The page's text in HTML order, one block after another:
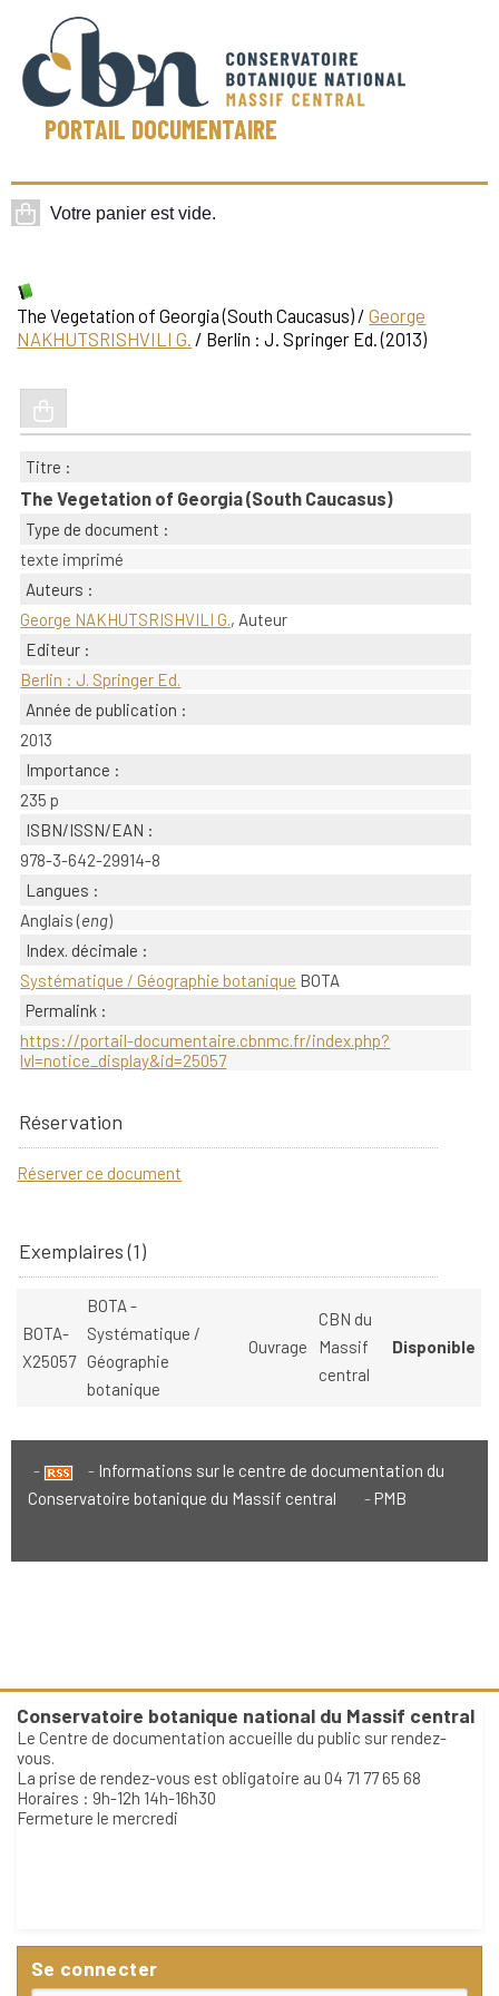
PORTAIL DOCUMENTAIRE
The Vegetation of Georgia (South Caucasus) /George
NAKHUTSRISHVILI G. / Berlin : J. Springer Ed. (2013)
Titre :
The Vegetation of Georgia (South Caucasus)
Type de document :
texte imprimé
Auteurs :
George NAKHUTSRISHVILI G., Auteur
Editeur :
Berlin : J. Springer Ed.
Année de publication :
2013
Importance :
235 p
ISBN/ISSN/EAN :
978-3-642-29914-8
Langues :
Anglais (eng)
Index. décimale :
Systématique / Géographie botanique BOTA
Permalink :
https://portail-documentaire.cbnmc.fr/index.php?
lvl=notice_display&id=25057
Réservation
Réserver ce document
Exemplaires (1)
BOTA-
X25057
BOTA -
Systématique /
Géographie
botanique
Ouvrage
CBN du
Massif
central
Disponible
Informations sur le centre de documentation du
Conservatoire botanique du Massif central
PMB
Conservatoire botanique national du Massif central
Le Centre de documentation accueille du public sur rendez-
vous.
La prise de rendez-vous est obligatoire au 04 71 77 65 68
Horaires : 9h-12h 14h-16h30
Fermeture le mercredi
Se connecter